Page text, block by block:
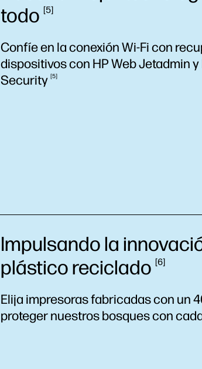
todo
5
Confíe en la conexión Wi-Fi con
dispositivos con HP Web Jetadmin
Security 5
Impulsando la
plásticoreciclado 6
Elija impresoras fabricadas con un
proteger nuestros bosques con